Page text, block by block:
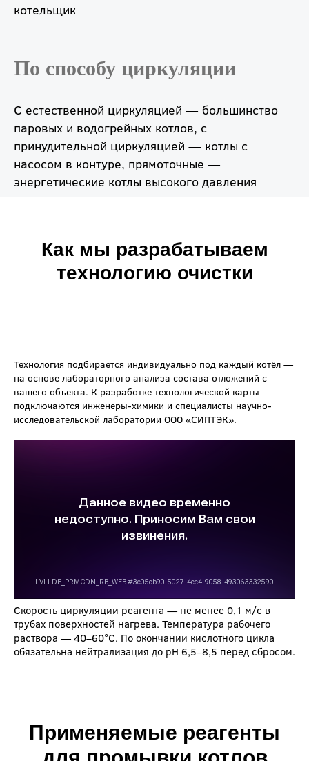
котельщик
По способу циркуляции
С естественной циркуляцией — большинство
паровых и водогрейных котлов, с
принудительной циркуляцией — котлы с
насосом в контуре, прямоточные —
энергетические котлы высокого давления
Как мы разрабатываем
технологию очистки
Технология подбирается индивидуально под каждый котёл —
на основе лабораторного анализа состава отложений с
вашего объекта. К разработке технологической карты
подключаются инженеры-химики и специалисты научно-
исследовательской лаборатории ООО «СИПТЭК».
Скорость циркуляции реагента — не менее 0,1 м/с в
трубах поверхностей нагрева. Температура рабочего
раствора — 40–60°C. По окончании кислотного цикла
обязательна нейтрализация до pH 6,5–8,5 перед сбросом.
Применяемые реагенты